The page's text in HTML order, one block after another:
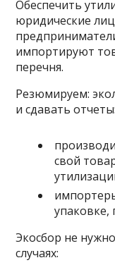
Обеспечить
юридические
импортируют
перечня.
Резюмируем:
и сдавать отчеты:
свой
Экосбор не
случаях: